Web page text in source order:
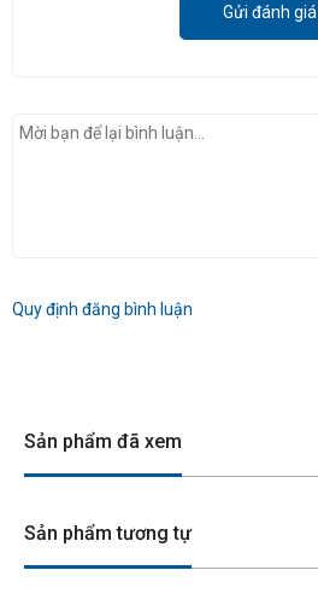
Gửi đánh giá
Quy định đăng bình luận
Sản phẩm đã xem
Sản phẩm tương tự